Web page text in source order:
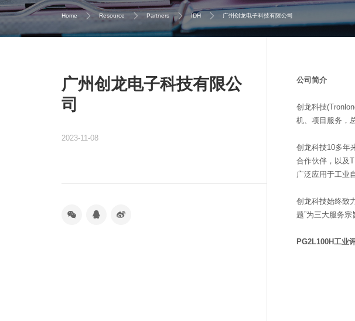
Home Resource Partners IDH 广州创龙电子科技有限公司
广州创龙电子科技有限公
司
2023-11-08
公司简介
创龙科技
机、项目服务，
创龙科技10多年
合作伙伴，以及
广泛应用于工业
创龙科技始终致
题”为三大服务
PG2L100H工业